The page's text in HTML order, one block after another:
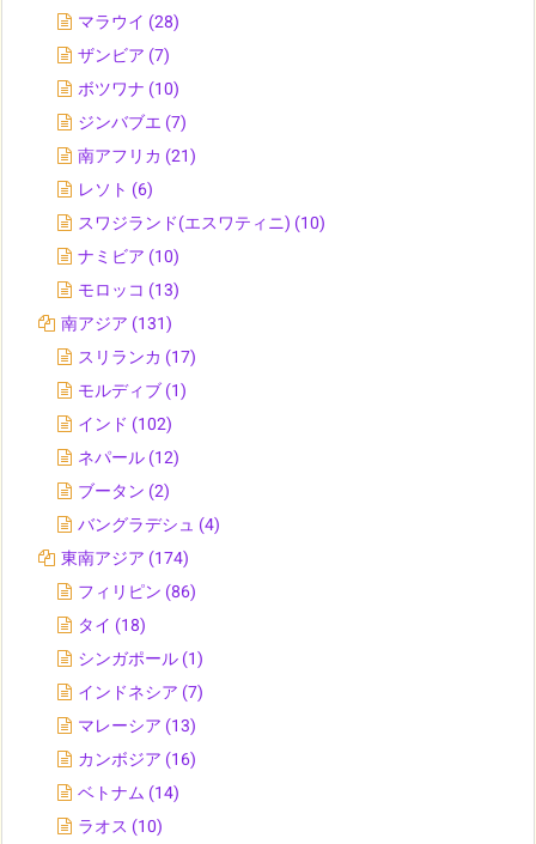
マラウイ (28)
ザンビア (7)
ボツワナ (10)
ジンバブエ (7)
南アフリカ (21)
レソト (6)
スワジランド(エスワティニ) (10)
ナミビア (10)
モロッコ (13)
南アジア (131)
スリランカ (17)
モルディブ (1)
インド (102)
ネパール (12)
ブータン (2)
バングラデシュ (4)
東南アジア (174)
フィリピン (86)
タイ (18)
シンガポール (1)
インドネシア (7)
マレーシア (13)
カンボジア (16)
ベトナム (14)
ラオス (10)